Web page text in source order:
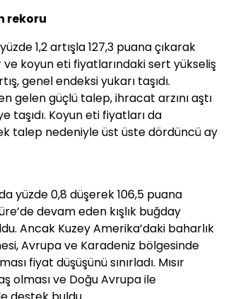
rekoru
1,2 artışla 127,3 puana çıkarak
ve koyun eti fiyatlarındaki sert yükseliş
genel endeksi yukarı taşıdı.
gelen güçlü talep, ihracat arzını aştı
taşıdı. Koyun eti fiyatları da
talep nedeniyle üst üste dördüncü ay
yüzde 0,8 düşerek 106,5 puana
devam eden kışlık buğday
Ancak Kuzey Amerika’daki baharlık
Avrupa ve Karadeniz bölgesinde
fiyat düşüşünü sınırladı. Mısır
olması ve Doğu Avrupa ile